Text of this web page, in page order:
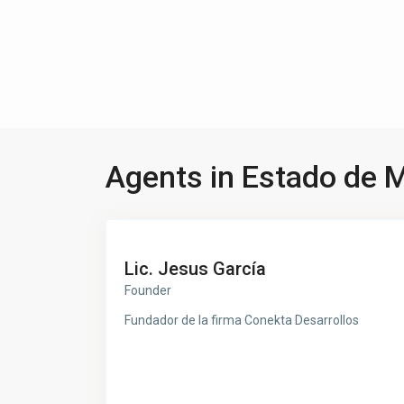
Agents in Estado de
Lic. Jesus García
Founder
Fundador de la firma Conekta Desarrollos